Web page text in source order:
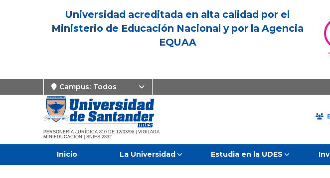
Universidad acreditada en alta calidad por el
Ministerio de Educación Nacional y por la Agencia
EQUAA
Campus: Todos
PERSONERÍA JURÍDICA 810 DE 12/03/96 | VIGILADA
MINIEDUCACIÓN | SNIES 2832
Inicio La Universidad Estudia en la UDES